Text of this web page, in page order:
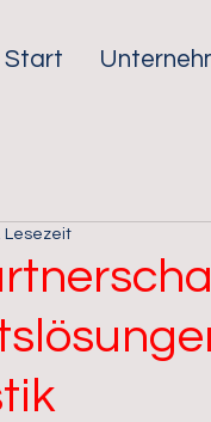
Start
Lesezeit